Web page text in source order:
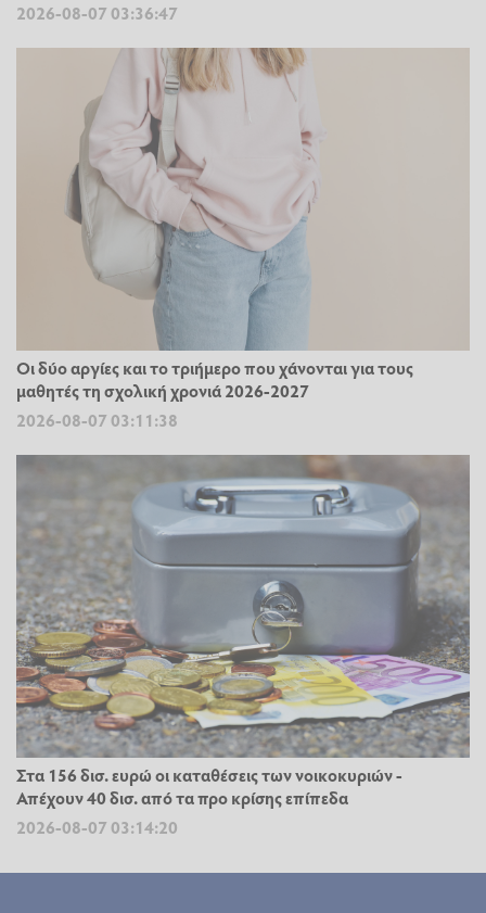
2026-08-07 03:36:47
Οι δύο αργίες και το τριήμερο που χάνονται για τους
μαθητές τη σχολική χρονιά 2026-2027
2026-08-07 03:11:38
Στα 156 δισ. ευρώ οι καταθέσεις των νοικοκυριών -
Απέχουν 40 δισ. από τα προ κρίσης επίπεδα
2026-08-07 03:14:20